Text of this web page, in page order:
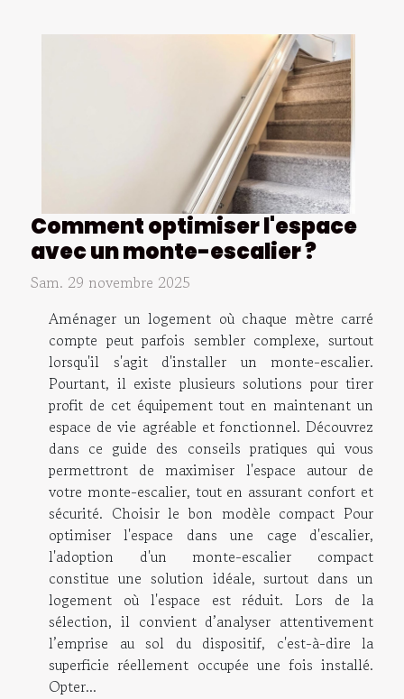
Comment optimiser l'espace
avec un monte-escalier ?
Sam. 29 novembre 2025
Aménager un logement où chaque mètre carré
compte peut parfois sembler complexe, surtout
lorsqu'il s'agit d'installer un monte-escalier.
Pourtant, il existe plusieurs solutions pour tirer
profit de cet équipement tout en maintenant un
espace de vie agréable et fonctionnel. Découvrez
dans ce guide des conseils pratiques qui vous
permettront de maximiser l'espace autour de
votre monte-escalier, tout en assurant confort et
sécurité. Choisir le bon modèle compact Pour
optimiser l'espace dans une cage d'escalier,
l'adoption d'un monte-escalier compact
constitue une solution idéale, surtout dans un
logement où l'espace est réduit. Lors de la
sélection, il convient d’analyser attentivement
l’emprise au sol du dispositif, c'est-à-dire la
superficie réellement occupée une fois installé.
Opter...